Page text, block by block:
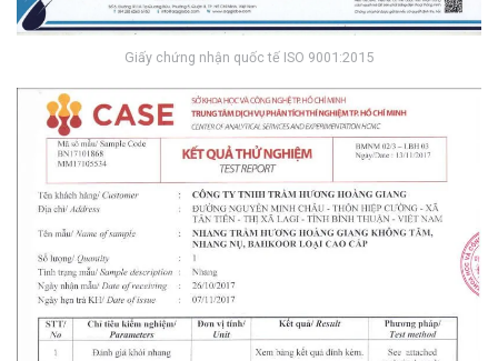
Giấy chứng nhận quốc tế ISO 9001:2015